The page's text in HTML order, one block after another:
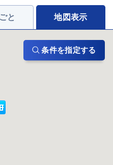
と 地図表示
条件を指定する